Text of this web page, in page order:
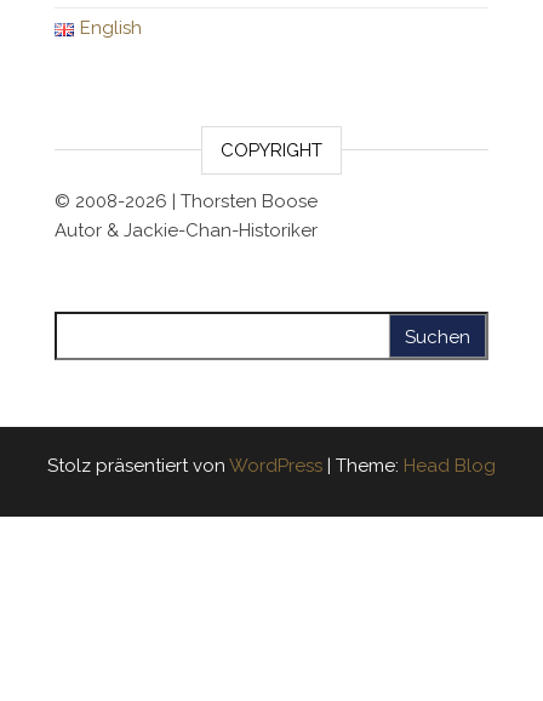
English
COPYRIGHT
© 2008-2026 | Thorsten Boose
Autor & Jackie-Chan-Historiker
Stolz präsentiert von WordPress | Theme: Head Blog